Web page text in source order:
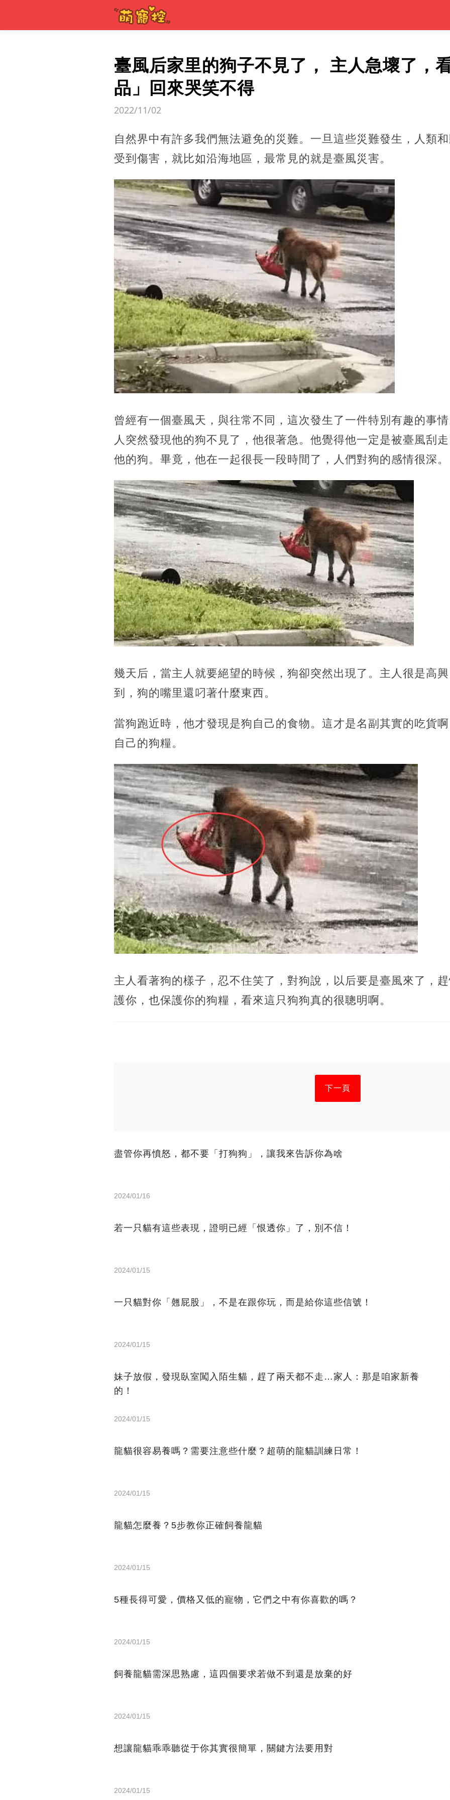
臺風后家里的狗子不見了， 主人急壞了，
品」回來哭笑不得
2022/11/02
自然界中有許多我們無法避免的災難。一旦這些災難發生，人類
受到傷害，就比如沿海地區，最常見的就是臺風災害。
曾經有一個臺風天，與往常不同，這次發生了一件特別有趣的事
人突然發現他的狗不見了，他很著急。他覺得他一定是被臺風刮
他的狗。畢竟，他在一起很長一段時間了，人們對狗的感情很深。
幾天后，當主人就要絕望的時候，狗卻突然出現了。主人很是高
到，狗的嘴里還叼著什麼東西。
當狗跑近時，他才發現是狗自己的食物。這才是名副其實的吃貨
自己的狗糧。
主人看著狗的樣子，忍不住笑了，對狗說，以后要是臺風來了，
護你，也保護你的狗糧，看來這只狗狗真的很聰明啊。
下一頁
盡管你再憤怒，都不要「打狗狗」，讓我來告訴你為啥
2024/01/16
若一只貓有這些表現，證明已經「恨透你」了，別不信！
2024/01/15
一只貓對你「翹屁股」，不是在跟你玩，而是給你這些信號！
2024/01/15
妹子放假，發現臥室闖入陌生貓，趕了兩天都不走…家人：那是咱家新養
的！
2024/01/15
龍貓很容易養嗎？需要注意些什麼？超萌的龍貓訓練日常！
2024/01/15
龍貓怎麼養？5步教你正確飼養龍貓
2024/01/15
5種長得可愛，價格又低的寵物，它們之中有你喜歡的嗎？
2024/01/15
飼養龍貓需深思熟慮，這四個要求若做不到還是放棄的好
2024/01/15
想讓龍貓乖乖聽從于你其實很簡單，關鍵方法要用對
2024/01/15